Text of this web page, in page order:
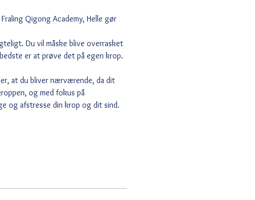
Qigong Academy, Helle gør
Du vil måske blive overrasket
er at prøve det på egen krop.
at du bliver nærværende, da dit
og med fokus på
og afstresse din krop og dit sind.